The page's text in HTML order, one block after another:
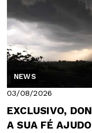
NEWS
03/08/2026
EXCLUSIVO,
A SUA FÉ